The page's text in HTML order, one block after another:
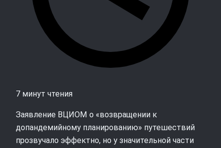
7 минут чтения
Заявление ВЦИОМ о «возвращении к
допандемийному планированию» путешествий
прозвучало эффектно, но у значительной части